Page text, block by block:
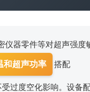
器零件等对超声强度
和超声功率 搭配
过度空化影响。设备